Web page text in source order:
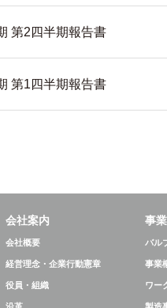
第2四半期報告書
第1四半期報告書
会社案内
会社概要
経営理念・企業行動憲章
役員・組織
事
バル
事業
ワー